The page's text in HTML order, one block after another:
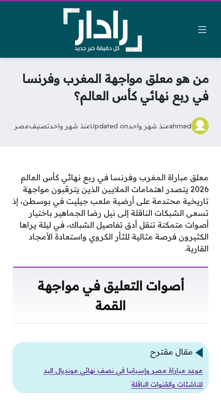
من هو معلق مواجهة المغرب وفرنسا
في ربع نهائي كأس العالم؟
ahmedمنذ شهر واحدUpdated onمنذ شهر واحدتصنيفمصر
معلق مباراة المغرب وفرنسا في ربع نهائي كأس العالم
2026 يتصدر اهتمامات الملايين الذين يترقبون مواجهة
تاريخية محتدمة على أرضية ملعب جيليت في بوسطن، إذ
تسعى الشبكات الناقلة إلى نيل رضا الجماهير باختيار
أصوات متمكنة تنقل أدق تفاصيل الشباك، في ليلة يراها
الكثيرون فرصة مثالية للثأر الكروي واستعادة الأمجاد
القارية.
أصوات التعليق في مواجهة
القمة
مقال مقترح
موعد مباراة مصر وإسبانيا في نصف نهائي مونديال اليد
للناشئات والقنوات الناقلة